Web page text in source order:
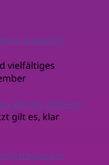
in Leipzig
vielfältiges
Woche 2026 ein
gilt es, klar
in